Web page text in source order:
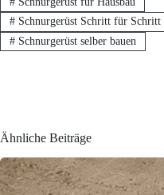
#Schnurgerüst Schritt für Schritt
#Schnurgerüst selber bauen
Ähnliche Beiträge